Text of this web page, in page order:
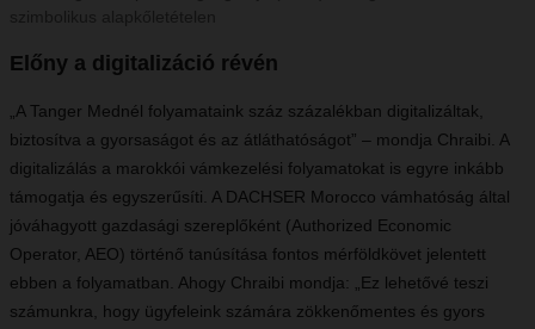
Előny a digitalizáció révén
„A Tanger Mednél folyamataink száz százalékban digitalizáltak,
biztosítva a gyorsaságot és az átláthatóságot” – mondja Chraibi. A
digitalizálás a marokkói vámkezelési folyamatokat is egyre inkább
támogatja és egyszerűsíti. A DACHSER Morocco vámhatóság által
jóváhagyott gazdasági szereplőként (Authorized Economic
Operator, AEO) történő tanúsítása fontos mérföldkövet jelentett
ebben a folyamatban. Ahogy Chraibi mondja: „Ez lehetővé teszi
számunkra, hogy ügyfeleink számára zökkenőmentes és gyors